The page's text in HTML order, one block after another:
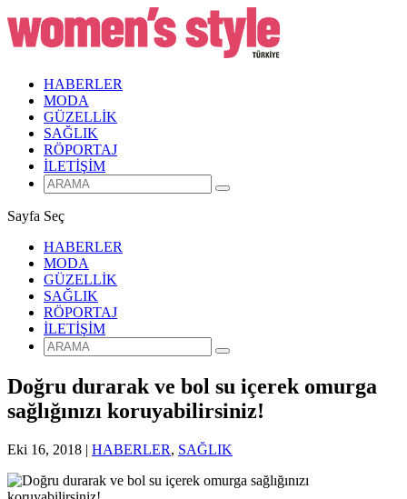
HABERLER
MODA
GÜZELLİK
SAĞLIK
RÖPORTAJ
İLETİŞİM
Sayfa Seç
HABERLER
MODA
GÜZELLİK
SAĞLIK
RÖPORTAJ
İLETİŞİM
Doğru durarak ve bol su içerek omurga
sağlığınızı koruyabilirsiniz!
Eki 16, 2018 | HABERLER, SAĞLIK